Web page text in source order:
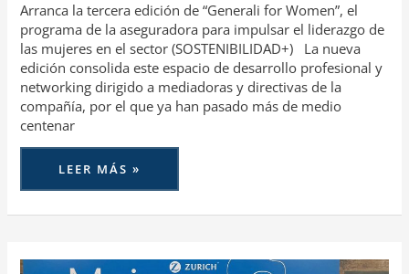
Arranca la tercera edición de “Generali for Women”, el
programa de la aseguradora para impulsar el liderazgo de
las mujeres en el sector (SOSTENIBILIDAD+) La nueva
edición consolida este espacio de desarrollo profesional y
networking dirigido a mediadoras y directivas de la
compañía, por el que ya han pasado más de medio
centenar
LEER MÁS »
PRIMERA